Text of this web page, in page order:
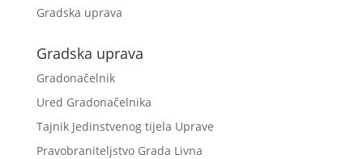
Gradska uprava
Gradska uprava
Gradonačelnik
Ured Gradonačelnika
Tajnik Jedinstvenog tijela Uprave
Pravobraniteljstvo Grada Livna